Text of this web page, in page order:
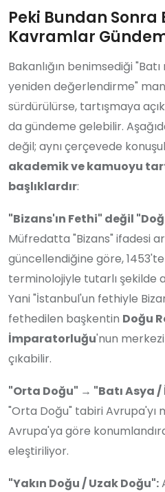
Peki Bundan Sonra
Kavramlar
Bakanlığın benimsediği
yeniden değerlendirme"
sürdürülürse, tartışmaya
da gündeme gelebilir.
değil; aynı çerçevede
akademik ve kamuoyu
başlıklardır:
"Bizans'ın Fethi" değil
Müfredatta "Bizans" ifadesi
güncellendiğine göre,
terminolojiyle tutarlı şekilde
Yani "İstanbul'un fethiyle
fethedilen başkentin Doğu
İmparatorluğu'nun
çıkabilir.
"Orta Doğu" → "Batı Asya
"Orta Doğu" tabiri Avrupa'yı
Avrupa'ya göre
eleştiriliyor.
"Yakın Doğu / Uzak Doğu":